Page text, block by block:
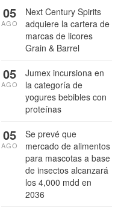
Next Century Spirits
adquiere la cartera de
marcas de licores
Grain & Barrel
05
AGO
Jumex incursiona en
la categoría de
yogures bebibles con
proteínas
05
AGO
Se prevé que
mercado de alimentos
para mascotas a base
de insectos alcanzará
los 4,000 mdd en
2036
05
AGO